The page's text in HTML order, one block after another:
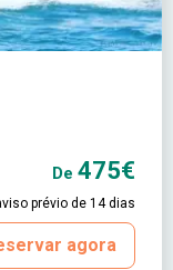
De 475€
prévio de 14 dias
agora